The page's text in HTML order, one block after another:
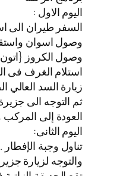
اليوم الاول :
السفر طيران الى
️وصول اسوان
️وصول الكروز
استلام الغرف فى
زيارة السد العالي
ثم التوجه الى
العودة إلى المركب
اليوم الثانى:
تناول وجبة الإفطار .
والتوجه لزيارة